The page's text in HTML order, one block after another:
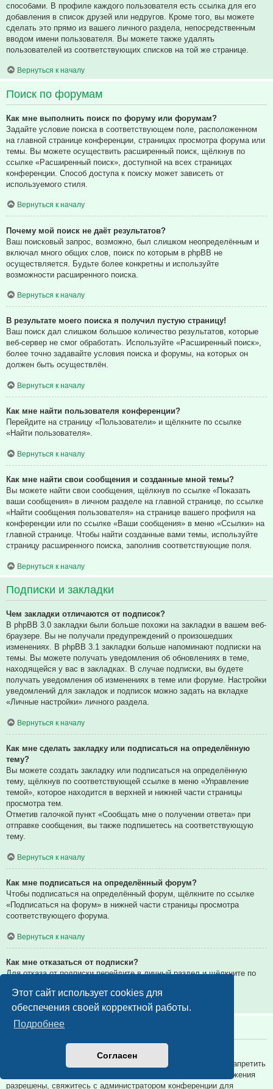
Этот сайт использует cookies для
обеспечения своей корректной работы.
Подробнее
Согласен
способами. В профиле каждого пользователя есть ссылка для его
добавления в список друзей или недругов. Кроме того, вы можете
сделать это прямо из вашего личного раздела, непосредственным
вводом имени пользователя. Вы можете также удалять
пользователей из соответствующих списков на той же странице.
Вернуться к началу
Поиск по форумам
Как мне выполнить поиск по форуму или форумам?
Задайте условие поиска в соответствующем поле, расположенном
на главной странице конференции, страницах просмотра форума или
темы. Вы можете осуществить расширенный поиск, щёлкнув по
ссылке «Расширенный поиск», доступной на всех страницах
конференции. Способ доступа к поиску может зависеть от
используемого стиля.
Вернуться к началу
Почему мой поиск не даёт результатов?
Ваш поисковый запрос, возможно, был слишком неопределённым и
включал много общих слов, поиск по которым в phpBB не
осуществляется. Будьте более конкретны и используйте
возможности расширенного поиска.
Вернуться к началу
В результате моего поиска я получил пустую страницу!
Ваш поиск дал слишком большое количество результатов, которые
веб-сервер не смог обработать. Используйте «Расширенный поиск»,
более точно задавайте условия поиска и форумы, на которых он
должен быть осуществлён.
Вернуться к началу
Как мне найти пользователя конференции?
Перейдите на страницу «Пользователи» и щёлкните по ссылке
«Найти пользователя».
Вернуться к началу
Как мне найти свои сообщения и созданные мной темы?
Вы можете найти свои сообщения, щёлкнув по ссылке «Показать
ваши сообщения» в личном разделе на главной странице, по ссылке
«Найти сообщения пользователя» на странице вашего профиля на
конференции или по ссылке «Ваши сообщения» в меню «Ссылки» на
главной странице. Чтобы найти созданные вами темы, используйте
страницу расширенного поиска, заполнив соответствующие поля.
Вернуться к началу
Подписки и закладки
Чем закладки отличаются от подписок?
В phpBB 3.0 закладки были больше похожи на закладки в вашем веб-
браузере. Вы не получали предупреждений о произошедших
изменениях. В phpBB 3.1 закладки больше напоминают подписки на
темы. Вы можете получать уведомления об обновлениях в теме,
находящейся у вас в закладках. В случае подписки, вы будете
получать уведомления об изменениях в теме или форуме. Настройки
уведомлений для закладок и подписок можно задать на вкладке
«Личные настройки» личного раздела.
Вернуться к началу
Как мне сделать закладку или подписаться на определённую
тему?
Вы можете создать закладку или подписаться на определённую
тему, щёлкнув по соответствующей ссылке в меню «Управление
темой», которое находится в верхней и нижней части страницы
просмотра тем.
Отметив галочкой пункт «Сообщать мне о получении ответа» при
отправке сообщения, вы также подпишетесь на соответствующую
тему.
Вернуться к началу
Как мне подписаться на определённый форум?
Чтобы подписаться на определённый форум, щёлкните по ссылке
«Подписаться на форум» в нижней части страницы просмотра
соответствующего форума.
Вернуться к началу
Как мне отказаться от подписки?
Для отказа от подписки перейдите в личный раздел и щёлкните по
Вернуться к началу
Вложения
Какие вложения разрешены на этой конференции?
Администратор каждой конференции может разрешить или запретить
определённые типы вложений. Если вы не знаете, какие вложения
разрешены, свяжитесь с администратором конференции для